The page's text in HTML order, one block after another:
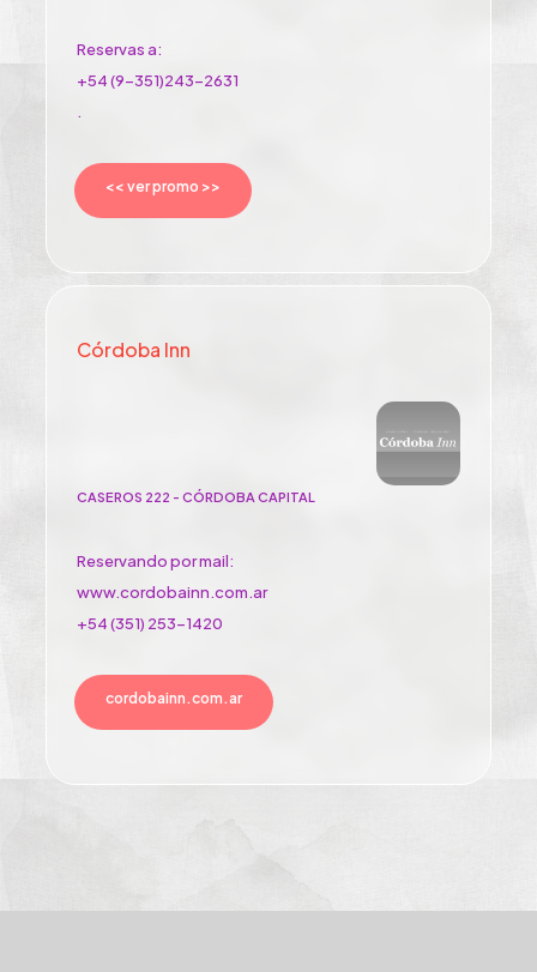
Reservas a:
+54 (9-351)243-2631
.
<< ver promo >>
Córdoba Inn
CASEROS 222 - CÓRDOBA CAPITAL
Reservando por mail:
www.cordobainn.com.ar
+54 (351) 253-1420
cordobainn.com.ar